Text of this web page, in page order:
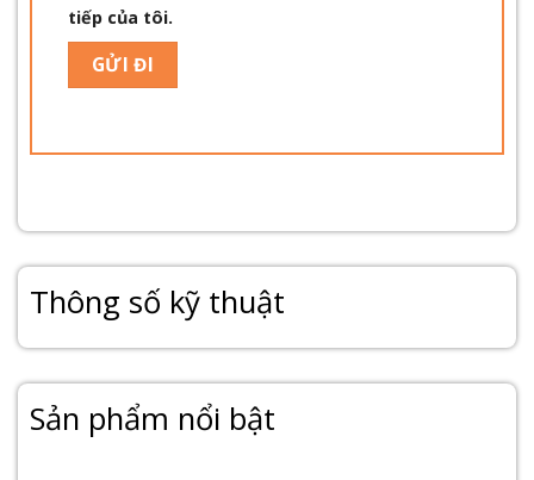
tiếp của tôi.
Thông số kỹ thuật
Sản phẩm nổi bật